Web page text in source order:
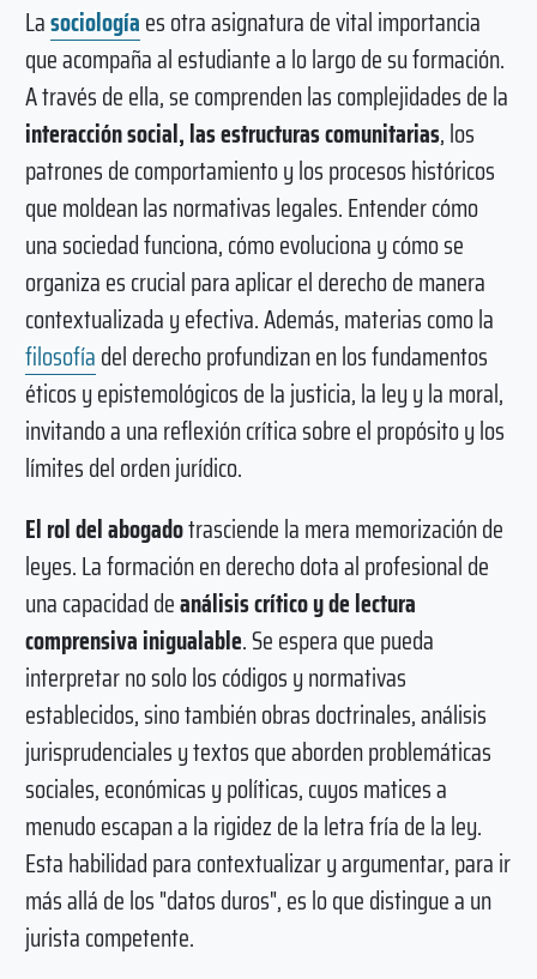
Lasociologíaes otra asignatura de vital importancia
que acompaña al estudiante a lo largo de su formación.
A través de ella, se comprenden las complejidades de la
interacción social, las estructuras comunitarias, los
patrones de comportamiento y los procesos históricos
que moldean las normativas legales. Entender cómo
una sociedad funciona, cómo evoluciona y cómo se
organiza es crucial para aplicar el derecho de manera
contextualizada y efectiva. Además, materias como la
filosofíadel derecho profundizan en los fundamentos
éticos y epistemológicos de la justicia, la ley y la moral,
invitando a una reflexión crítica sobre el propósito y los
límites del orden jurídico.
El rol del abogadotrasciende la mera memorización de
leyes. La formación en derecho dota al profesional de
una capacidad deanálisis crítico y de lectura
comprensiva inigualable. Se espera que pueda
interpretar no solo los códigos y normativas
establecidos, sino también obras doctrinales, análisis
jurisprudenciales y textos que aborden problemáticas
sociales, económicas y políticas, cuyos matices a
menudo escapan a la rigidez de la letra fría de la ley.
Esta habilidad para contextualizar y argumentar, para ir
más allá de los "datos duros", es lo que distingue a un
jurista competente.